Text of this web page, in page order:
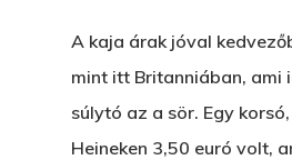
A kaja árak jóval
mint itt Britanniában, ami
súlytó az a sör. Egy
Heineken 3,50 euró volt,